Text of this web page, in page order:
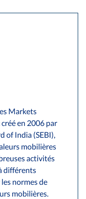
Markets
en 2006 par
of India (SEBI),
mobilières
activités
différents
normes de
mobilières.